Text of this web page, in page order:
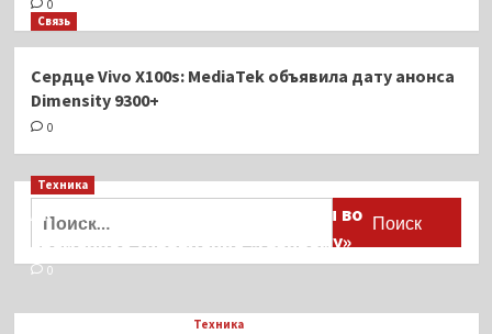
0
Связь
Сердце Vivo X100s: MediaTek объявила дату анонса
Dimensity 9300+
0
Техника
Активы Ariston и Bosch переданы во
временное управление «Газпрому»
0
Техника